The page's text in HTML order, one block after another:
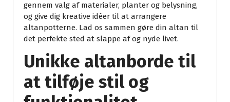
gennem valg af materialer, planter og belysning,
og give dig kreative idéer til at arrangere
altanpotterne. Lad os sammen gøre din altan til
det perfekte sted at slappe af og nyde livet.
Unikke altanborde til
at tilføje stil og